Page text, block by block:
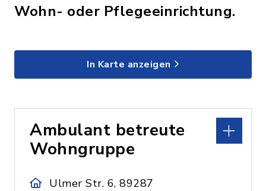
Wohn- oder Pflegeeinrichtung.
In Karte anzeigen
Ambulant betreute
Wohngruppe
Ulmer Str. 6, 89287